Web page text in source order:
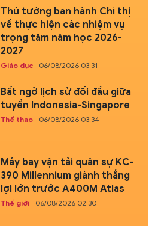
Thủ tướng ban hành Chỉ thị
về thực hiện các nhiệm vụ
trọng tâm năm học 2026-
2027
Giáo dục 06/08/2026 03:31
Bất ngờ lịch sử đối đầu giữa
tuyển Indonesia-Singapore
Thể thao 06/08/2026 03:34
Máy bay vận tải quân sự KC-
390 Millennium giành thắng
lợi lớn trước A400M Atlas
Thế giới 06/08/2026 02:30